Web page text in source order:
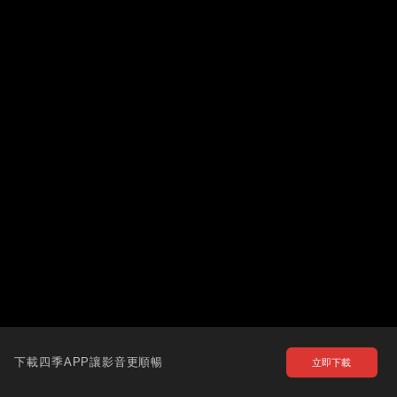
下載四季APP讓影音更順暢 立即下載